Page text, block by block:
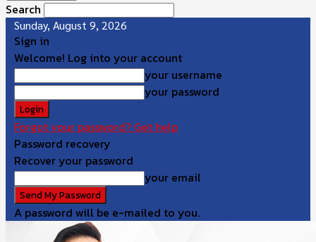
Search
Sunday, August 9, 2026
Sign in
Welcome! Log into your account
your username
your password
Forgot your password? Get help
Password recovery
Recover your password
your email
A password will be e-mailed to you.